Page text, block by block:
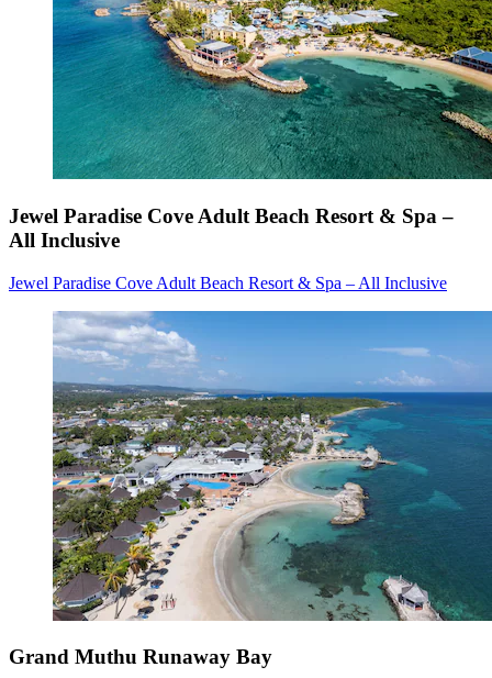
Jewel Paradise Cove Adult Beach Resort & Spa –
All Inclusive
Jewel Paradise Cove Adult Beach Resort & Spa – All Inclusive
Grand Muthu Runaway Bay